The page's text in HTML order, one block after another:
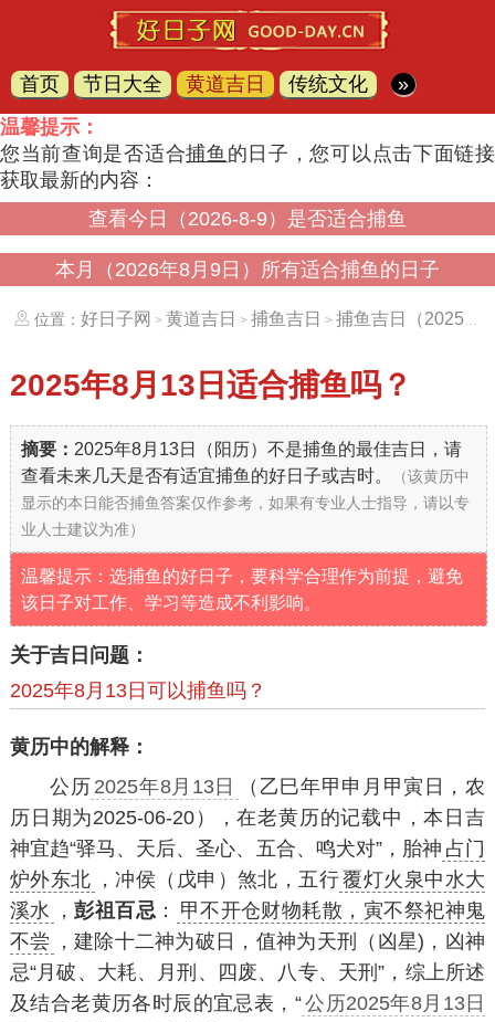
首页 节日大全 黄道吉日 传统文化
»
温馨提示：
您当前查询是否适合捕鱼 的日子，您可以点击下面链接
获取最新的内容：
查看今日（2026-8-9）是否适合捕鱼
本月（2026年8月9日）所有适合捕鱼的日子
位置： 好日子网 > 黄道吉日 > 捕鱼吉日 > 捕鱼吉日（20250813）
2025年8月13日 适合捕鱼吗？
摘要： 2025年8月13日（阳历）不是捕鱼的最佳吉日，请
查看未来几天是否有适宜捕鱼的好日子或吉时。
（该黄历中
显示的本日能否捕鱼答案仅作参考，如果有专业人士指导，请以专
业人士建议为准）
温馨提示：选捕鱼的好日子，要科学合理作为前提，避免
该日子对工作、学习等造成不利影响。
关于吉日问题：
2025年8月13日可以捕鱼吗？
黄历中的解释：
公历 2025年8月13日
（乙巳年甲申月甲寅日，农
历日期为2025-06-20），在老黄历的记载中，本日吉
神宜趋“驿马、天后、圣心、五合、鸣犬对”，胎神 占门
炉外东北 ，冲侯（戊申）煞北，五行覆灯火泉中水大
溪水
，彭祖百忌 ：
甲不开仓财物耗散，寅不祭祀神鬼
不尝
，建除十二神为破日，值神为天刑（凶星)，凶神
忌“月破、大耗、月刑、四废、八专、天刑”，综上所述
及结合老黄历各时辰的宜忌表，“公历2025年8月13日